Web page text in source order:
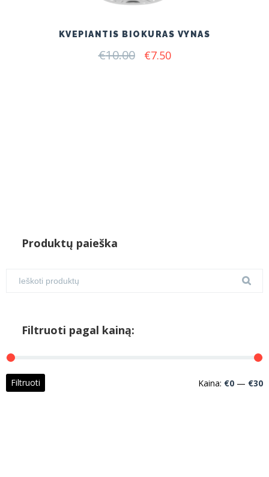
KVEPIANTIS BIOKURAS VYNAS
€10.00 Original
€7.50Current
Produktų paieška
Filtruoti pagal kainą:
Filtruoti Kaina: €0 — €30